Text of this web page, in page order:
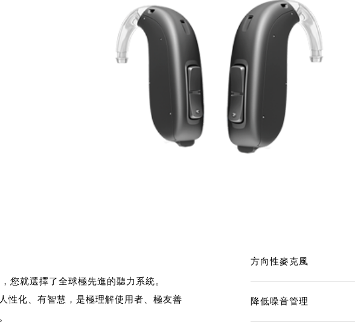
您就選擇了全球極先進的聽力系統。
性化、有智慧，是極理解使用者、極友善
方向性麥克風
降低噪音管理